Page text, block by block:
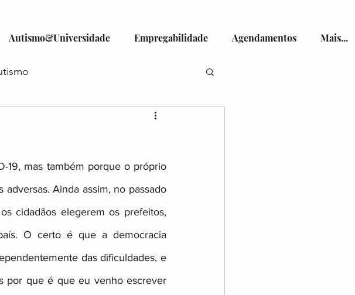
Autismo&Universidade Empregabilidade Agendamentos Mais...
e Autismo
Acesso a Serviços de Saúde
19, mas também porque o próprio
Ainda assim, no passado
cidadãos elegerem os prefeitos,
O certo é que a democracia
das dificuldades, e
por que é que eu venho escrever